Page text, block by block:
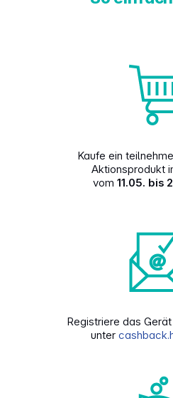
Kaufe ein
Aktionsprodukt
vom 11.05. bis
Registriere das
unter